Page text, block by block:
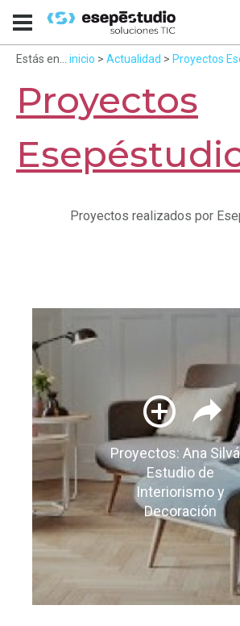
Estás en... inicio > Actualidad > Proyectos
Proyectos
Proyectos realizados por
Proyectos: Ana
Estudio de
Interiorismo y
Decoración